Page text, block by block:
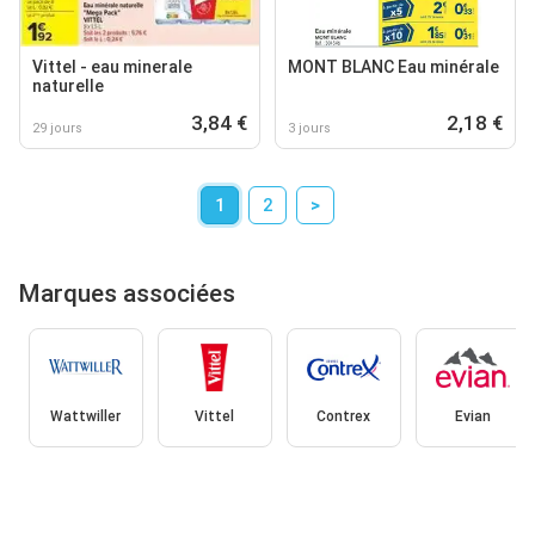
Vittel - eau minerale
naturelle
29 jours 3,84 €
MONT BLANC Eau minérale
3 jours 2,18 €
1 2 >
Marques associées
Wattwiller Vittel Contrex Evian